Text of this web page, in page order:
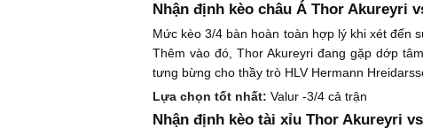
Nhận định kèo châu Á Thor Akureyri
Mức kèo 3/4 bàn hoàn toàn hợp lý khi xét đến
Thêm vào đó, Thor Akureyri đang gặp dớp
tưng bừng cho thầy trò HLV Hermann
Lựa chọn tốt nhất: Valur -3/4 cả trận
Nhận định kèo tài xỉu Thor Akureyri